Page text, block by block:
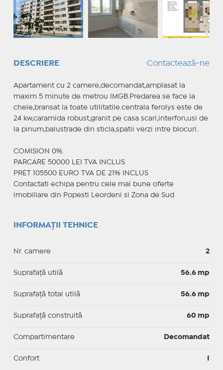
DESCRIERE Contactează-ne
Apartament cu 2 camere,decomandat,amplasat la
maxim 5 minute de metrou IMGB.Predarea se face la
cheie,bransat la toate utilitatile.centrala ferolys este de
24 kw,caramida robust,granit pe casa scari,interfon,usi de
la pinum,balustrade din sticla,spatii verzi intre blocuri.
COMISION 0%.
PARCARE 50000 LEI TVA INCLUS
PRET 105500 EURO TVA DE 21% INCLUS
Contactati echipa pentru cele mai bune oferte
imobiliare din Popesti Leordeni si Zona de Sud
INFORMAȚII TEHNICE
Nr. camere 2
Suprafaţă utilă 56.6 mp
Suprafaţă total utilă 56.6 mp
Suprafaţă construită 60 mp
Compartimentare Decomandat
Confort